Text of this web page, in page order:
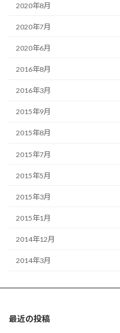
2020年8月
2020年7月
2020年6月
2016年8月
2016年3月
2015年9月
2015年8月
2015年7月
2015年5月
2015年3月
2015年1月
2014年12月
2014年3月
最近の投稿